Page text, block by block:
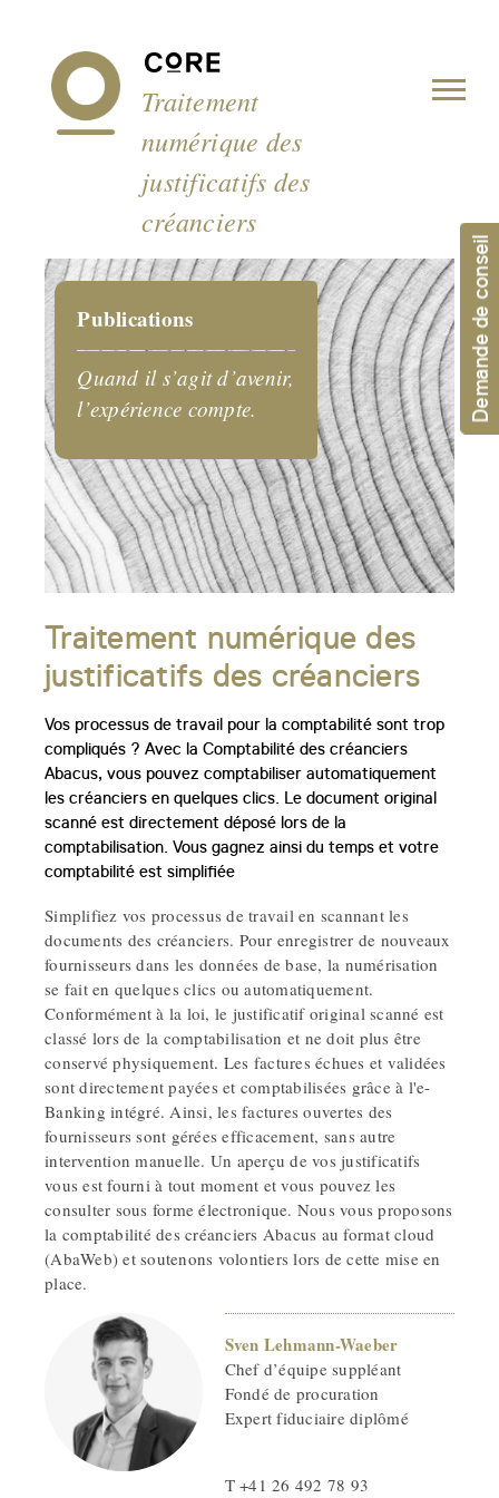
Traitement
numérique des
justificatifs des
créanciers
Publications
Quand il s’agit d’avenir,
l’expérience compte.
Traitement numérique des
justificatifs des créanciers
Vos processus de travail pour la comptabilité sont trop
compliqués ? Avec la Comptabilité des créanciers
Abacus, vous pouvez comptabiliser automatiquement
les créanciers en quelques clics. Le document original
scanné est directement déposé lors de la
comptabilisation. Vous gagnez ainsi du temps et votre
comptabilité est simplifiée
Simplifiez vos processus de travail en scannant les
documents des créanciers. Pour enregistrer de nouveaux
fournisseurs dans les données de base, la numérisation
se fait en quelques clics ou automatiquement.
Conformément à la loi, le justificatif original scanné est
classé lors de la comptabilisation et ne doit plus être
conservé physiquement. Les factures échues et validées
sont directement payées et comptabilisées grâce à l'e-
Banking intégré. Ainsi, les factures ouvertes des
fournisseurs sont gérées efficacement, sans autre
intervention manuelle. Un aperçu de vos justificatifs
vous est fourni à tout moment et vous pouvez les
consulter sous forme électronique. Nous vous proposons
la comptabilité des créanciers Abacus au format cloud
(AbaWeb) et soutenons volontiers lors de cette mise en
place.
Sven Lehmann-Waeber
Chef d’équipe suppléant
Fondé de procuration
Expert fiduciaire diplômé
T +41 26 492 78 93
Demande de conseil